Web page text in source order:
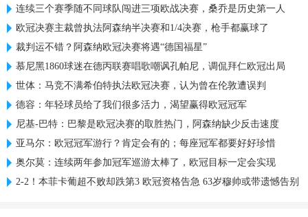
连续三个赛季随不同球队闯进三项欧战决赛，桑乔是历史第一人
欧冠决赛主裁曾执法阿森纳半决赛和1/4决赛，枪手都赢球了
裁判运不错？阿森纳欧冠决赛将遇“德国福星”
慕尼黑1860球迷在德丙联赛唱歌嘲讽孔帕尼，调侃拜仁欧冠出局
世体：马竞不满希伯特执法欧冠决赛，认为曾在伦敦遭误判
德容：年轻球员给了我们很多活力，渴望赢得欧冠冠军
尼基-巴特：巴黎是欧冠决赛的取胜热门，阿森纳缺少反击速度
亚马尔：欧冠冠军游行？肯定会有的；每座冠军都要好好珍惜
奥尔莫：连续两年参加冠军巡游太棒了，欧冠目标一定会实现
2-2！本菲卡葡超不败却跌第3 欧冠资格告急 63岁穆帅或带遗憾告别